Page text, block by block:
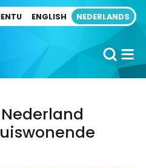
ENGLISH NEDERLANDS